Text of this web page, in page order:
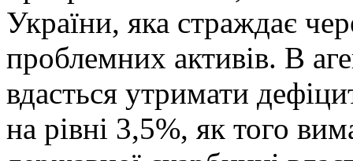
України, яка страждає
проблемних активів. В
вдасться утримати
на рівні 3,5%, як того